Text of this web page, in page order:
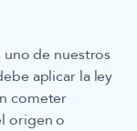
de nuestros
aplicar la ley
cometer
origen o